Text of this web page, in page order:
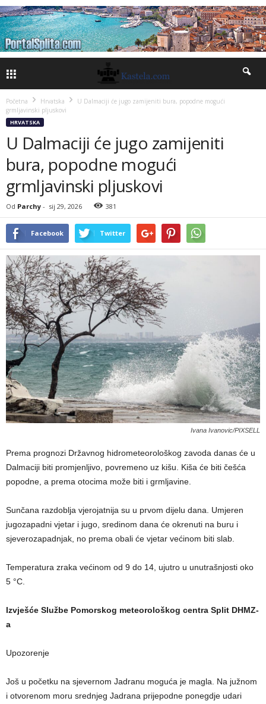
Početna Hrvatska
U Dalmaciji će jugo zamijeniti bura, popodne mogući
grmljavinski pljuskovi
HRVATSKA
U Dalmaciji će jugo zamijeniti
bura, popodne mogući
grmljavinski pljuskovi
Od Parchy - sij 29, 2026 381
Facebook Twitter
Ivana Ivanovic/PIXSELL
Prema prognozi Državnog hidrometeorološkog zavoda danas će u
Dalmaciji biti promjenljivo, povremeno uz kišu. Kiša će biti češća
popodne, a prema otocima može biti i grmljavine.
Sunčana razdoblja vjerojatnija su u prvom dijelu dana. Umjeren
jugozapadni vjetar i jugo, sredinom dana će okrenuti na buru i
sjeverozapadnjak, no prema obali će vjetar većinom biti slab.
Temperatura zraka većinom od 9 do 14, ujutro u unutrašnjosti oko
5 °C.
Izvješće Službe Pomorskog meteorološkog centra Split DHMZ-
a
Upozorenje
Još u početku na sjevernom Jadranu moguća je magla. Na južnom
i otvorenom moru srednjeg Jadrana prijepodne ponegdje udari